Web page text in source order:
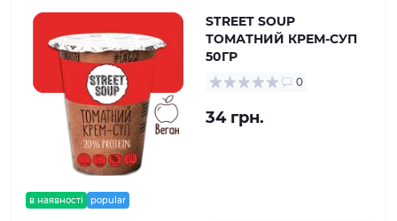
в наявності popular
STREET SOUP
ТОМАТНИЙ КРЕМ-СУП
50ГР
0
34 грн.